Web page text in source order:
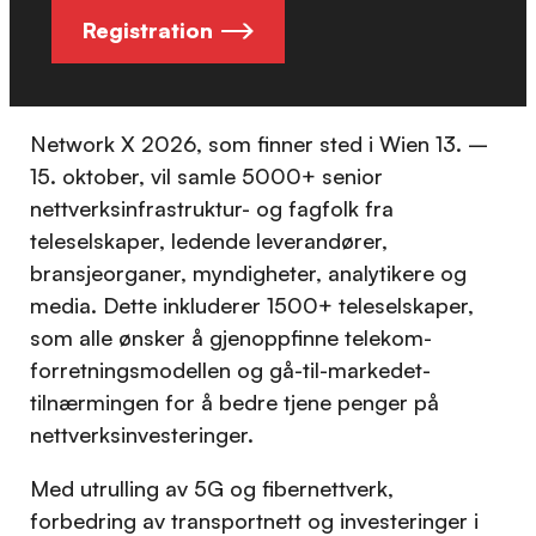
Registration
Network X 2026, som finner sted i Wien 13. –
15. oktober, vil samle 5000+ senior
nettverksinfrastruktur- og fagfolk fra
teleselskaper, ledende leverandører,
bransjeorganer, myndigheter, analytikere og
media. Dette inkluderer 1500+ teleselskaper,
som alle ønsker å gjenoppfinne telekom-
forretningsmodellen og gå-til-markedet-
tilnærmingen for å bedre tjene penger på
nettverksinvesteringer.
Med utrulling av 5G og fibernettverk,
forbedring av transportnett og investeringer i